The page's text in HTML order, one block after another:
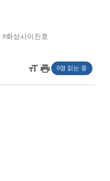
#화성시이진호
format_sizeprint 0명 읽는 중